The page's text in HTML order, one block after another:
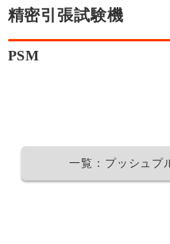
精密引張試験機
PSM
一覧：プッシュプ